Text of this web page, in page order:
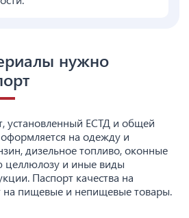
нужно
установленный ЕСТД и общей
на одежду и
дизельное топливо, оконные
целлюлозу и иные виды
Паспорт качества на
пищевые и непищевые товары.